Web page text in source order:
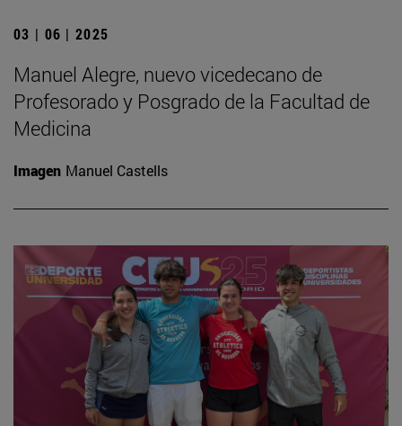
03 | 06 | 2025
Manuel Alegre, nuevo vicedecano de
Profesorado y Posgrado de la Facultad de
Medicina
Imagen Manuel Castells